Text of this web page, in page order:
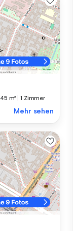
45 m² |1 Zimmer
Mehr sehen